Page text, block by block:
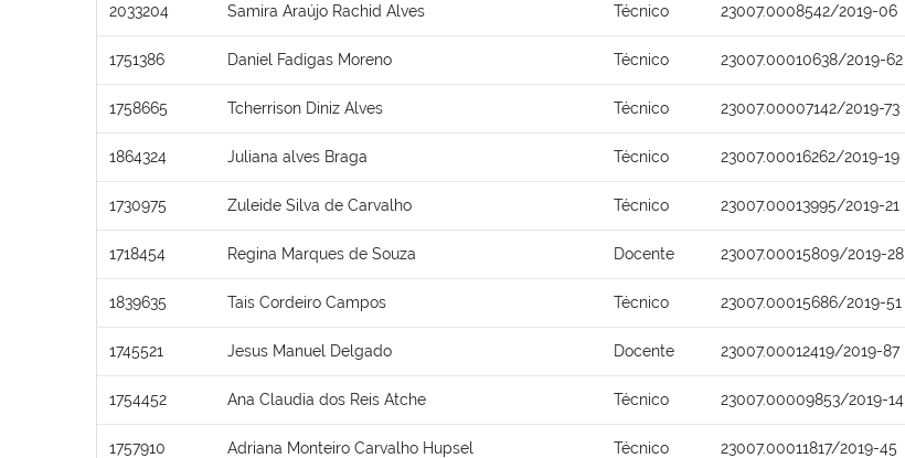
2033204 Samira Araújo Rachid Alves Técnico 23007.0008542/2019-06
1751386 Daniel Fadigas Moreno Técnico 23007.00010638/2019-62
1758665 Tcherrison Diniz Alves Técnico 23007.00007142/2019-73
1864324 Juliana alves Braga Técnico 23007.00016262/2019-19
1730975 Zuleide Silva de Carvalho Técnico 23007.00013995/2019-21
1718454 Regina Marques de Souza Docente 23007.00015809/2019-28
1839635 Tais Cordeiro Campos Técnico 23007.00015686/2019-51
1745521 Jesus Manuel Delgado Docente 23007.00012419/2019-87
1754452 Ana Claudia dos Reis Atche Técnico 23007.00009853/2019-14
1757910 Adriana Monteiro Carvalho Hupsel Técnico 23007.00011817/2019-45